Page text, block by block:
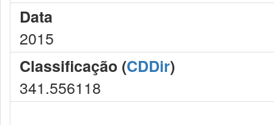
Data
2015
Classificação (CDDir)
341.556118